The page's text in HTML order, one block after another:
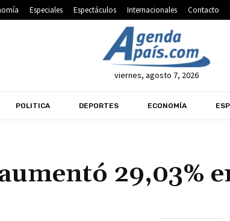
Especiales Espectáculos Internacionales Contacto
viernes, agosto 7, 2026
POLITICA DEPORTES ECONOMÍA
29,03%